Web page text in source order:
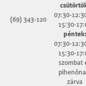
(69) 343-120
07:30-
15:30-
péntek:
07:30-
15:30-
szombat
zárva